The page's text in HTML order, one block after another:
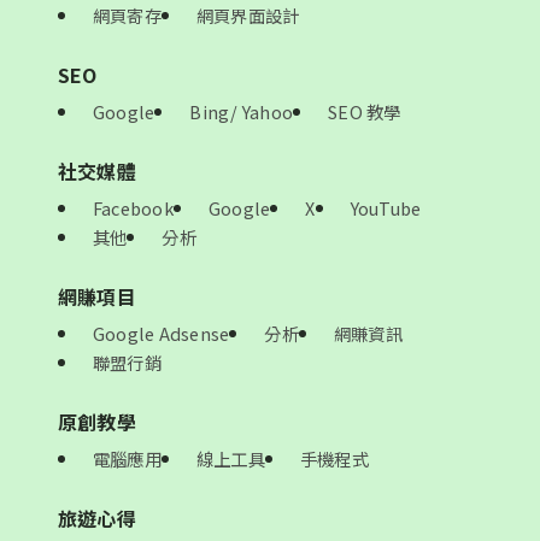
網頁寄存
網頁界面設計
SEO
Google Bing/ Yahoo SEO 教學
社交媒體
Facebook Google X
YouTube
其他
分析
網賺項目
Google Adsense 分析
網賺資訊
聯盟行銷
原創教學
電腦應用 線上工具 手機程式
旅遊心得